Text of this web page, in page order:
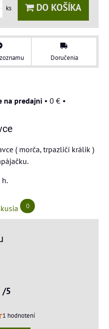
ks DO KOŠÍKA
Doručenia
na predajni • 0 € •
( morča, trpazličí králik )
0
/5
1 hodnotení